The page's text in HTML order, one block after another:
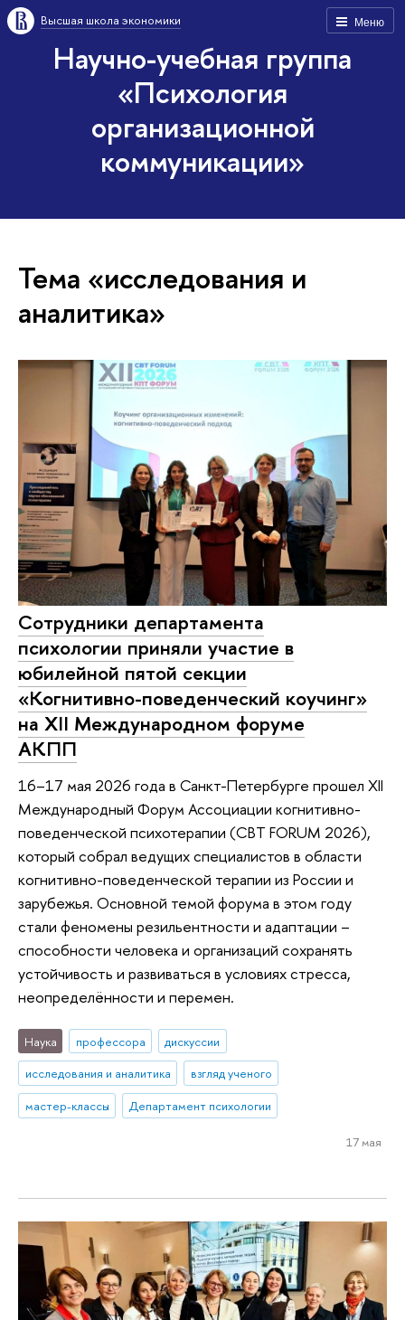
Меню
Высшая школа экономики
Научно-учебная группа
«Психология
организационной
коммуникации»
Тема «исследования и
аналитика»
Сотрудники департамента
психологии приняли участие в
юбилейной пятой секции
«Когнитивно-поведенческий коучинг»
на XII Международном форуме
АКПП
16–17 мая 2026 года в Санкт-Петербурге прошел XII
Международный Форум Ассоциации когнитивно-
поведенческой психотерапии (CBT FORUM 2026),
который собрал ведущих специалистов в области
когнитивно-поведенческой терапии из России и
зарубежья. Основной темой форума в этом году
стали феномены резильентности и адаптации –
способности человека и организаций сохранять
устойчивость и развиваться в условиях стресса,
неопределённости и перемен.
Наука профессора
дискуссии
исследования и аналитика
взгляд ученого
мастер-классы
Департамент психологии
17 мая